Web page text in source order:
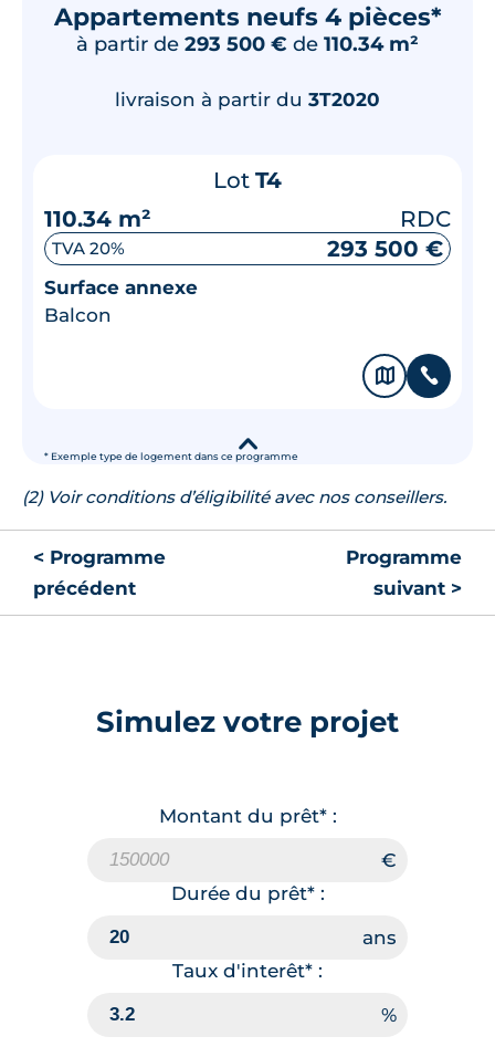
Appartements neufs 4 pièces*
à partir de 293 500 € de 110.34 m²
* Exemple type de logement dans ce programme
livraison à partir du 3T2020
Lot T4
110.34 m²
RDC
TVA 20% 293 500 €
Surface annexe
Balcon
🗞 📞
▾
(2) Voir conditions d’éligibilité avec nos conseillers.
< Programme
précédent
Programme
suivant >
Simulez votre projet
Montant du prêt* :
Durée du prêt* :
Taux d'interêt* :